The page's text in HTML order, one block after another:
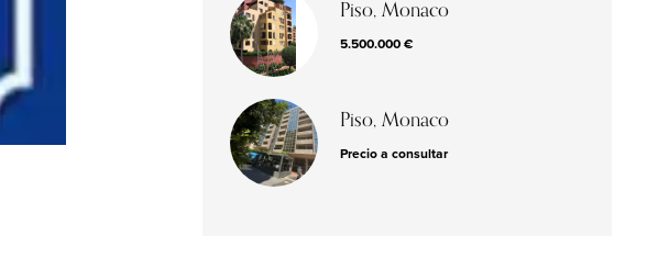
Piso, Monaco
5.500.000 €
Piso, Monaco
Precio a consultar